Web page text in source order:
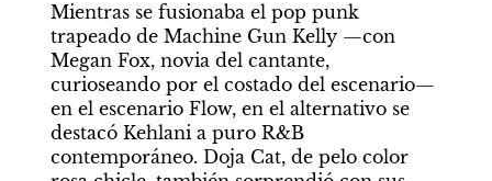
Mientras se fusionaba el pop punk
trapeado de Machine Gun Kelly —con
Megan Fox, novia del cantante,
curioseando por el costado del escenario—
en el escenario Flow, en el alternativo se
destacó Kehlani a puro R&B
contemporáneo. Doja Cat, de pelo color